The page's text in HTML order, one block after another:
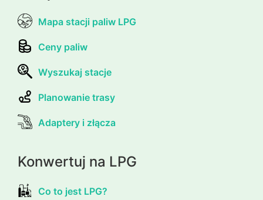
Mapa stacji paliw LPG
Ceny paliw
Wyszukaj stacje
Planowanie trasy
Adaptery i złącza
Konwertuj na LPG
Co to jest LPG?